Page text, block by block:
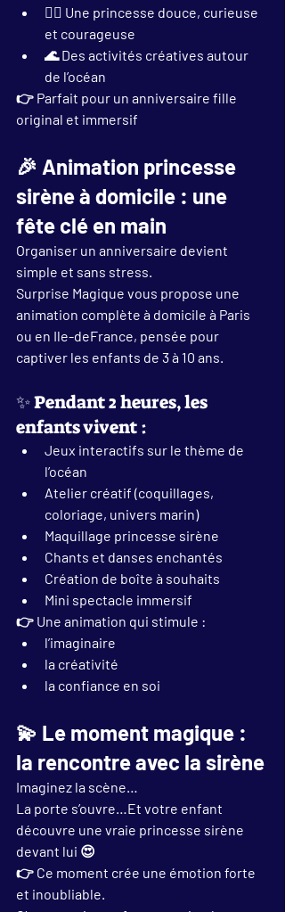
🧜‍♀️ Une princesse douce, curieuse
et courageuse
🌊 Des activités créatives autour
de l’océan
👉 Parfait pour un anniversaire fille
original et immersif
🎉 Animation princesse
sirène à domicile : une
fête clé en main
Organiser un anniversaire devient
simple et sans stress.
Surprise Magique vous propose une
animation complète à domicile à Paris
ou en Ile-deFrance, pensée pour
captiver les enfants de 3 à 10 ans.
✨ Pendant 2 heures, les
enfants vivent :
Jeux interactifs sur le thème de
l’océan
Atelier créatif (coquillages,
coloriage, univers marin)
Maquillage princesse sirène
Chants et danses enchantés
Création de boîte à souhaits
Mini spectacle immersif
👉 Une animation qui stimule :
l’imaginaire
la créativité
la confiance en soi
💫 Le moment magique :
la rencontre avec la sirène
Imaginez la scène…
La porte s’ouvre…Et votre enfant
découvre une vraie princesse sirène
devant lui 😍
👉 Ce moment crée une émotion forte
et inoubliable.